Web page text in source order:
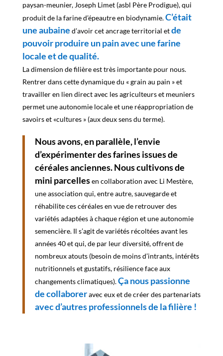
paysan-meunier, Joseph Limet (asbl Père Prodigue), qui
produit de la farine d’épeautre en biodynamie.C’était
une aubaine d’avoir cet ancrage territorial etde
pouvoir produire un pain avec une farine
locale et de qualité.
La dimension de filière est très importante pour nous.
Rentrer dans cette dynamique du « grain au pain » et
travailler en lien direct avec les agriculteurs et meuniers
permet une autonomie locale et une réappropriation de
savoirs et «cultures » (aux deux sens du terme).
Nous avons, en parallèle, l’envie
d’expérimenter des farines issues de
céréales anciennes. Nous cultivons de
mini parcellesen collaboration avec Li Mestère,
une association qui, entre autre, sauvegarde et
réhabilite ces céréales en vue de retrouver des
variétés adaptées à chaque région et une autonomie
semencière. Il s’agit de variétés récoltées avant les
années 40 et qui, de par leur diversité, offrent de
nombreux atouts (besoin de moins d’intrants, intérêts
nutritionnels et gustatifs, résilience face aux
changements climatiques).Ça nous passionne
de collaboreravec eux et de créer des partenariats
avec d’autres professionnels de la filière !